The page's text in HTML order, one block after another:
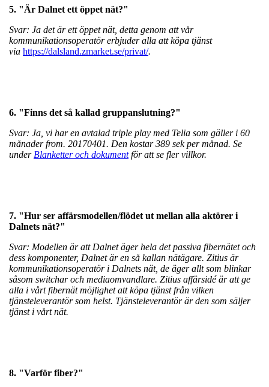
5. "Är Dalnet ett öppet nät?"
Svar: Ja det är ett öppet nät, detta genom att vår
kommunikationsoperatör erbjuder alla att köpa tjänst
via https://dalsland.zmarket.se/privat/.
6. "Finns det så kallad gruppanslutning?"
Svar: Ja, vi har en avtalad triple play med Telia som gäller i 60
månader from. 20170401. Den kostar 389 sek per månad. Se
under Blanketter och dokumentför att se fler villkor.
7. "Hur ser affärsmodellen/flödet ut mellan alla aktörer i
Dalnets nät?"
Svar: Modellen är att Dalnet äger hela det passiva fibernätet och
dess komponenter, Dalnet är en så kallan nätägare. Zitius är
kommunikationsoperatör i Dalnets nät, de äger allt som blinkar
såsom switchar och mediaomvandlare. Zitius affärsidé är att ge
alla i vårt fibernät möjlighet att köpa tjänst från vilken
tjänsteleverantör som helst. Tjänsteleverantör är den som säljer
tjänst i vårt nät.
8. "Varför fiber?"